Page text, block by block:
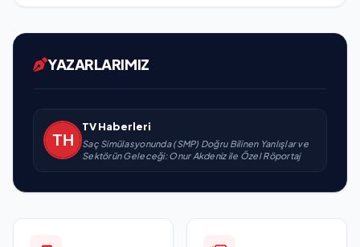
YAZARLARIMIZ
TV Haberleri
Saç Simülasyonunda (SMP) Doğru Bilinen Yanlışlar ve
Sektörün Geleceği: Onur Akdeniz ile Özel Röportaj